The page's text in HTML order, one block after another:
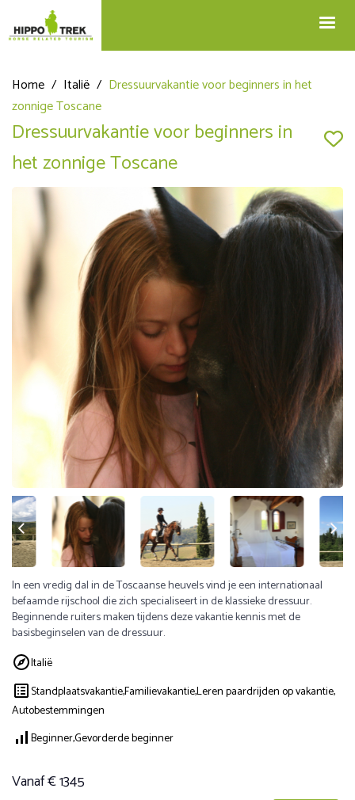
Home / Italië / Dressuurvakantie voor beginners in het
zonnige Toscane
Dressuurvakantie voor beginners in
het zonnige Toscane
In een vredig dal in de Toscaanse heuvels vind je een internationaal
befaamde rijschool die zich specialiseert in de klassieke dressuur.
Beginnende ruiters maken tijdens deze vakantie kennis met de
basisbeginselen van de dressuur.
Italië
Standplaatsvakantie,Familievakantie,Leren paardrijden op vakantie,
Autobestemmingen
Beginner,Gevorderde beginner
Vanaf € 1345